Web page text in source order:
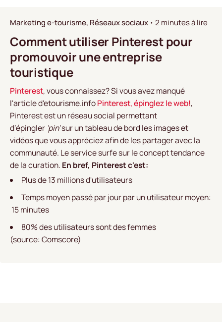
Marketing e-tourisme Réseaux sociaux 2 minutes à lire
Comment utiliser Pinterest pour
promouvoir une entreprise
touristique
Pinterest, vous connaissez? Si vous avez manqué
l'article d'etourisme.infoPinterest, épinglez le web!,
Pinterest est un réseau social permettant
d’épingler 'pin'sur un tableau de bord les images et
vidéos que vous appréciez afin de les partager avec la
communauté. Le service surfe sur le concept tendance
de la curation. En bref, Pinterest c'est:
Plus de 13 millions d'utilisateurs
Temps moyen passé par jour par un utilisateur moyen:
15 minutes
80% des utilisateurs sont des femmes
(source: Comscore)